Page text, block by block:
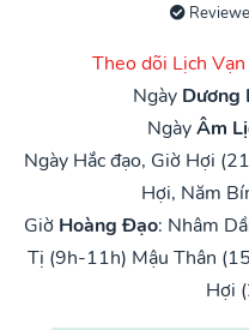
Theo dõi Lịch
Ngày Dương
NgàyÂm
Ngày Hắc đạo, Giờ Hợi
Hợi, Năm
Giờ Hoàng Đạo: Nhâm
Tị (9h-11h) Mậu Thân
Hợi